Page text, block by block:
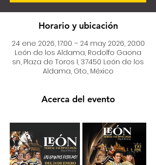
Horario y ubicación
24 ene 2026, 17:00 – 24 may 2026, 20:00
León de los Aldama, Rodolfo Gaona
sn, Plaza de Toros I, 37450 León de los
Aldama, Gto., México
Acerca del evento